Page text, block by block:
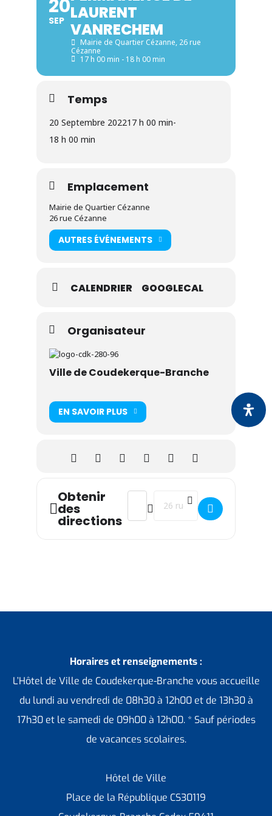
20
SEP LAURENT
VANRECHEM
Mairie de Quartier Cézanne, 26 rue
Cézanne
17 h 00 min - 18 h 00 min
Temps
20 Septembre 202217 h 00 min-
18 h 00 min
Emplacement
Mairie de Quartier Cézanne
26 rue Cézanne
AUTRES ÉVÉNEMENTS
CALENDRIER GOOGLECAL
Organisateur
Ville de Coudekerque-Branche
EN SAVOIR PLUS
Obtenir
des
directions
Address - Permanence de Laurent
Destination Address -
Horaires et renseignements :
L’Hôtel de Ville de Coudekerque-Branche vous accueille
du lundi au vendredi de 08h30 à 12h00 et de 13h30 à
17h30 et le samedi de 09h00 à 12h00. * Sauf périodes
de vacances scolaires.
Hôtel de Ville
Place de la République CS30119